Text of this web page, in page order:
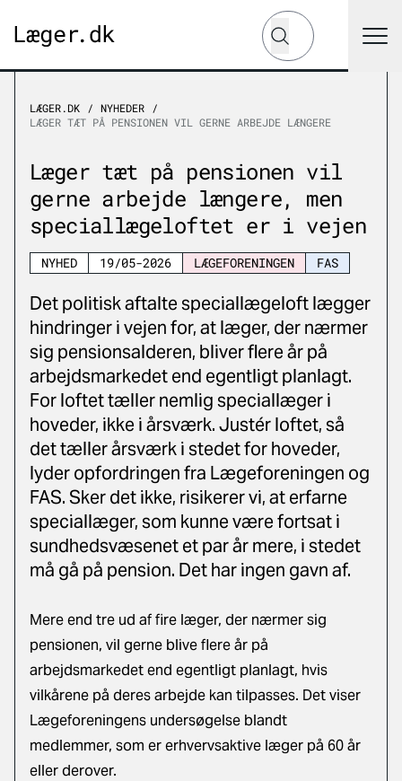
Hvad leder du efter?
Søg
LÆGER.DK
NYHEDER
LÆGER TÆT PÅ PENSIONEN VIL GERNE ARBEJDE LÆNGERE
Læger tæt på pensionen vil
gerne arbejde længere, men
speciallægeloftet er i vejen
NYHED 19/05-2026 LÆGEFORENINGEN FAS
Det politisk aftalte speciallægeloft lægger
hindringer i vejen for, at læger, der nærmer
sig pensionsalderen, bliver flere år på
arbejdsmarkedet end egentligt planlagt.
For loftet tæller nemlig speciallæger i
hoveder, ikke i årsværk. Justér loftet, så
det tæller årsværk i stedet for hoveder,
lyder opfordringen fra Lægeforeningen og
FAS. Sker det ikke, risikerer vi, at erfarne
speciallæger, som kunne være fortsat i
sundhedsvæsenet et par år mere, i stedet
må gå på pension. Det har ingen gavn af.
Mere end tre ud af fire læger, der nærmer sig
pensionen, vil gerne blive flere år på
arbejdsmarkedet end egentligt planlagt, hvis
vilkårene på deres arbejde kan tilpasses. Det viser
Lægeforeningens undersøgelse blandt
medlemmer, som er erhvervsaktive læger på 60 år
eller derover.